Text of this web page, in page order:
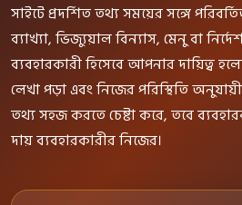
সাইটে প্রদর্শিত তথ্য সময়ের সঙ্গে
ব্যাখ্যা, ভিজ্যুয়াল বিন্যাস, মেনু বা
ব্যবহারকারী হিসেবে আপনার দায়িত্ব
লেখা পড়া এবং নিজের পরিস্থিতি
তথ্য সহজ করতে চেষ্টা করে, তবে
দায় ব্যবহারকারীর নিজের।